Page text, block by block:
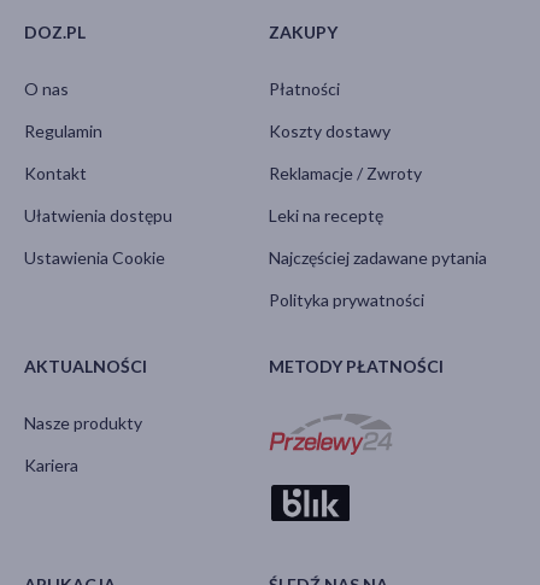
DOZ.PL
O nas
Regulamin
Kontakt
Ułatwienia dostępu
Ustawienia Cookie
ZAKUPY
Płatności
Koszty dostawy
Reklamacje / Zwroty
Leki na receptę
Najczęściej zadawane pytania
Polityka prywatności
AKTUALNOŚCI
Nasze produkty
Kariera
METODY PŁATNOŚCI